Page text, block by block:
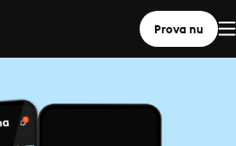
Prova nu